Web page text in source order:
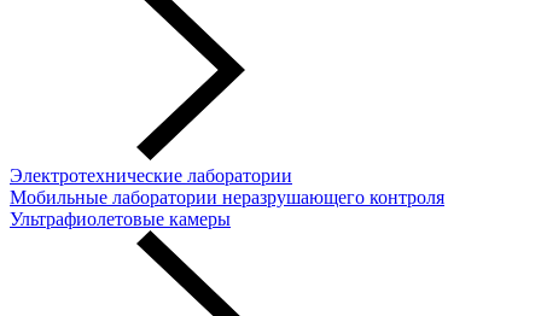
Электротехнические лаборатории
Мобильные лаборатории неразрушающего контроля
Ультрафиолетовые камеры